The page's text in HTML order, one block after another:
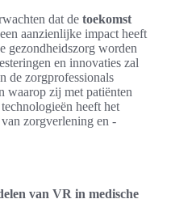
dat de toekomst
een aanzienlijke impact heeft
gezondheidszorg worden
en innovaties zal
de zorgprofessionals
waarop zij met patiënten
heeft het
zorgverlening en -
van VR in medische